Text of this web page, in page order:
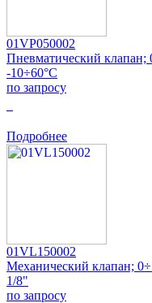
01VP050002
Пневматический клапан;
-10÷60°C
по запросу
Подробнее
01VL150002
Механический клапан;
1/8"
по запросу